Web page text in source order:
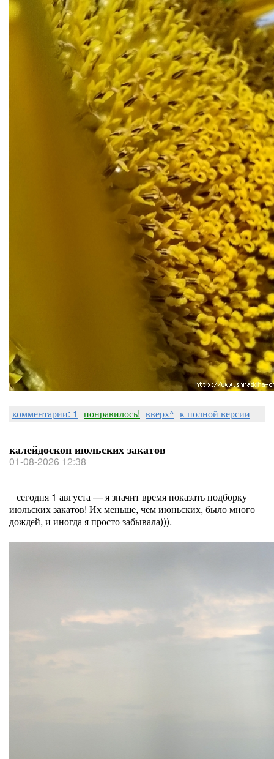
комментарии: 1 понравилось! вверх^ к полной версии
калейдоскоп июльских закатов
01-08-2026 12:38
сегодня 1 августа — я значит время показать подборку
июльских закатов! Их меньше, чем июньских, было много
дождей, и иногда я просто забывала))).